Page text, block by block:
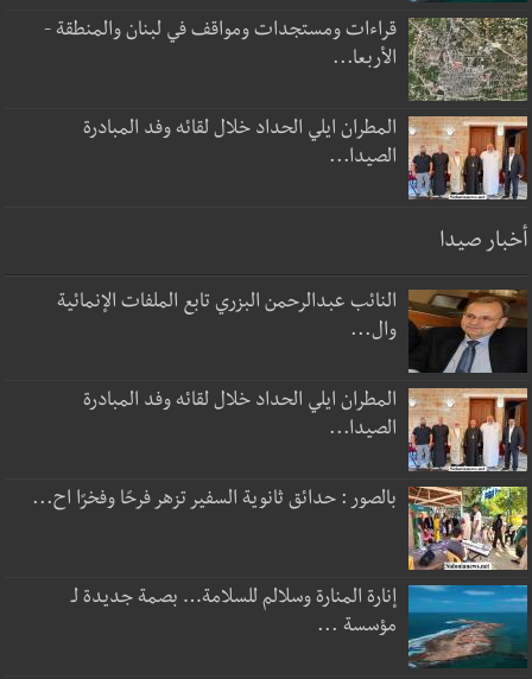
قراءات ومستجدات ومواقف في لبنان والمنطقة -
الأربعا...
المطران ايلي الحداد خلال لقائه وفد المبادرة
الصيدا...
أخبار صيدا
النائب عبدالرحمن البزري تابع الملفات الإنمائية
وال...
المطران ايلي الحداد خلال لقائه وفد المبادرة
الصيدا...
بالصور : حدائق ثانوية السفير تزهر فرحًا وفخرًا اح...
إنارة المنارة وسلالم للسلامة… بصمة جديدة لـ
مؤسسة ...